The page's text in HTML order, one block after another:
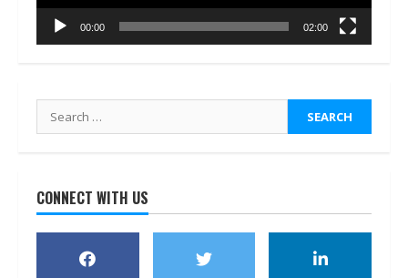
00:00 02:00
Search
for:
CONNECT WITH US